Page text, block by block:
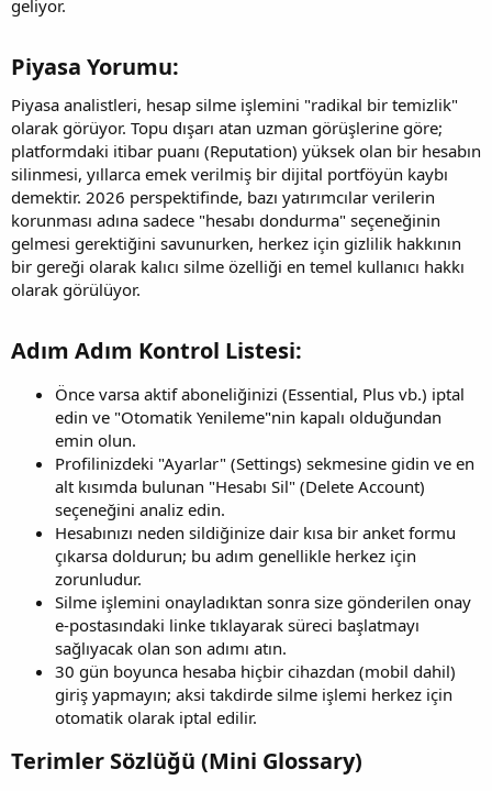
geliyor.
Piyasa Yorumu:​
Piyasa analistleri, hesap silme işlemini "radikal bir temizlik"
olarak görüyor. Topu dışarı atan uzman görüşlerine göre;
platformdaki itibar puanı (Reputation) yüksek olan bir hesabın
silinmesi, yıllarca emek verilmiş bir dijital portföyün kaybı
demektir. 2026 perspektifinde, bazı yatırımcılar verilerin
korunması adına sadece "hesabı dondurma" seçeneğinin
gelmesi gerektiğini savunurken, herkez için gizlilik hakkının
bir gereği olarak kalıcı silme özelliği en temel kullanıcı hakkı
olarak görülüyor.
Adım Adım Kontrol Listesi:​
Önce varsa aktif aboneliğinizi (Essential, Plus vb.) iptal
edin ve "Otomatik Yenileme"nin kapalı olduğundan
emin olun.
Profilinizdeki "Ayarlar" (Settings) sekmesine gidin ve en
alt kısımda bulunan "Hesabı Sil" (Delete Account)
seçeneğini analiz edin.
Hesabınızı neden sildiğinize dair kısa bir anket formu
çıkarsa doldurun; bu adım genellikle herkez için
zorunludur.
Silme işlemini onayladıktan sonra size gönderilen onay
e-postasındaki linke tıklayarak süreci başlatmayı
sağlıyacak olan son adımı atın.
30 gün boyunca hesaba hiçbir cihazdan (mobil dahil)
giriş yapmayın; aksi takdirde silme işlemi herkez için
otomatik olarak iptal edilir.
Terimler Sözlüğü (Mini Glossary)​